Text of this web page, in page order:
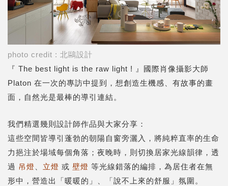
photo credit : 北鷗設計
『 The best light is the raw light ! 』國際肖像攝影大師
Platon 在一次的專訪中提到，想創造生機感、有故事的畫
面，自然光是最棒的導引連結。
我們精選幾則設計師作品與大家分享：
這些空間皆導引蓬勃的朝陽自窗旁灑入，將純粹直率的生命
力挹注於場域每個角落；夜晚時，則切換居家光線韻律，透
過 吊燈 立燈 或 壁燈 等光線錯落的編排，為居住者在無
形中，營造出「暖暖的」、「說不上來的舒服」氛圍。